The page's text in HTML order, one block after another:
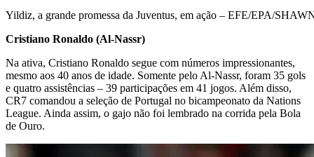
Yildiz, a grande promessa da Juventus, em ação – EFE/EPA/
Cristiano Ronaldo (Al-Nassr)
Na ativa, Cristiano Ronaldo segue com números impressionantes,
mesmo aos 40 anos de idade. Somente pelo Al-Nassr, foram 35 gols
e quatro assistências – 39 participações em 41 jogos. Além disso,
CR7 comandou a seleção de Portugal no bicampeonato da Nations
League. Ainda assim, o gajo não foi lembrado na corrida pela Bola
de Ouro.